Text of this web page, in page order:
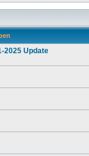
2025 Update